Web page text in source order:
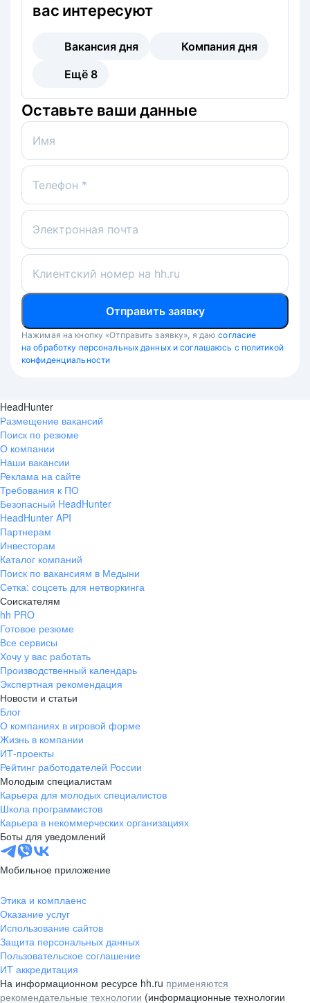
вас интересуют
Вакансия дня
Компания дня
Ещё 8
Оставьте ваши данные
Имя
Телефон *
Электронная почта
Клиентский номер на hh.ru
Отправить заявку
Нажимая на кнопку «Отправить заявку», я даю согласие
на обработку персональных данных и соглашаюсь с политикой
конфиденциальности
HeadHunter
Размещение вакансий
Поиск по резюме
О компании
Наши вакансии
Реклама на сайте
Требования к ПО
Безопасный HeadHunter
HeadHunter API
Партнерам
Инвесторам
Каталог компаний
Поиск по вакансиям в Медыни
Сетка: соцсеть для нетворкинга
Соискателям
hh PRO
Готовое резюме
Все сервисы
Хочу у вас работать
Производственный календарь
Экспертная рекомендация
Новости и статьи
Блог
О компаниях в игровой форме
Жизнь в компании
ИТ-проекты
Рейтинг работодателей России
Молодым специалистам
Карьера для молодых специалистов
Школа программистов
Карьера в некоммерческих организациях
Боты для уведомлений
Мобильное приложение
Этика и комплаенс
Оказание услуг
Использование сайтов
Защита персональных данных
Пользовательское соглашение
ИТ аккредитация
На информационном ресурсе hh.ru применяются
рекомендательные технологии (информационные технологии